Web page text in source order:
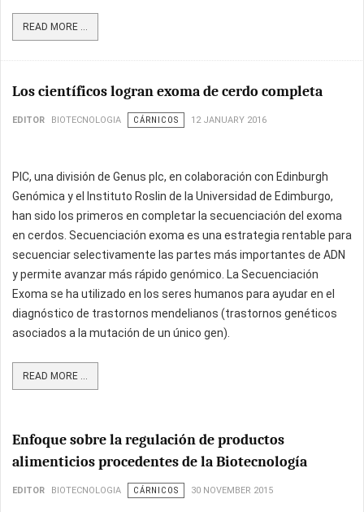
READ MORE ...
Los científicos logran exoma de cerdo completa
EDITOR BIOTECNOLOGIA CÁRNICOS 12 JANUARY 2016
PIC, una división de Genus plc, en colaboración con Edinburgh
Genómica y el Instituto Roslin de la Universidad de Edimburgo,
han sido los primeros en completar la secuenciación del exoma
en cerdos. Secuenciación exoma es una estrategia rentable para
secuenciar selectivamente las partes más importantes de ADN
y permite avanzar más rápido genómico. La Secuenciación
Exoma se ha utilizado en los seres humanos para ayudar en el
diagnóstico de trastornos mendelianos (trastornos genéticos
asociados a la mutación de un único gen).
READ MORE ...
Enfoque sobre la regulación de productos
alimenticios procedentes de la Biotecnología
EDITOR BIOTECNOLOGIA CÁRNICOS 30 NOVEMBER 2015